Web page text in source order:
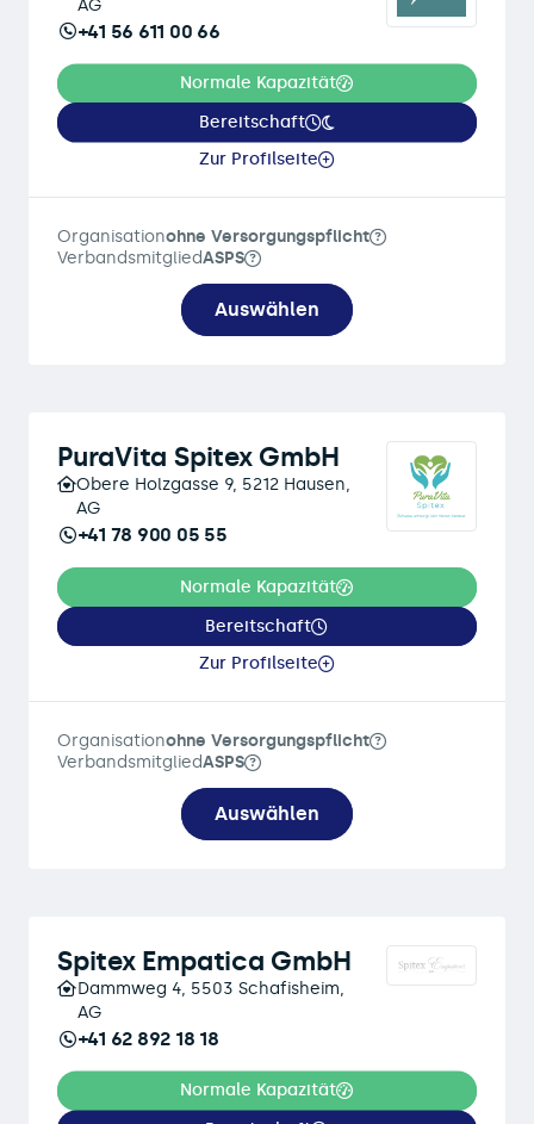
AG
+41 56 611 00 66
Normale Kapazität
Bereitschaft
Zur Profilseite
Organisationohne Versorgungspflicht
VerbandsmitgliedASPS
Auswählen
PuraVita Spitex GmbH
Obere Holzgasse 9, 5212 Hausen,
AG
+41 78 900 05 55
Normale Kapazität
Bereitschaft
Zur Profilseite
Organisationohne Versorgungspflicht
VerbandsmitgliedASPS
Auswählen
Spitex Empatica GmbH
Dammweg 4, 5503 Schafisheim,
AG
+41 62 892 18 18
Normale Kapazität